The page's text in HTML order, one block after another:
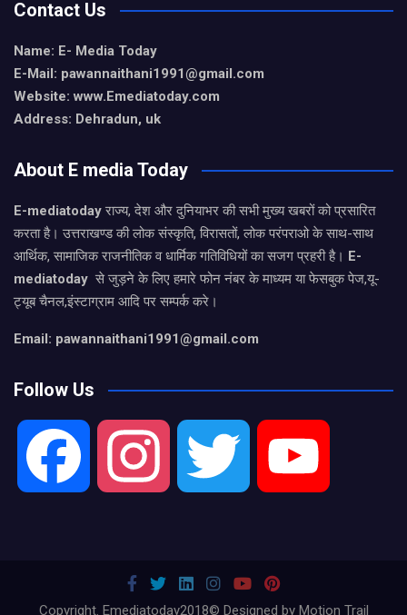
Contact Us
Name: E- Media Today
E-Mail: pawannaithani1991@gmail.com
Website: www.Emediatoday.com
Address: Dehradun, uk
About E media Today
E-mediatodayराज्य, देश और दुनियाभर की सभी मुख्य खबरों को प्रसारित
करता है। उत्तराखण्ड की लोक संस्कृति, विरासतों, लोक परंपराओ के साथ-साथ
आर्थिक, सामाजिक राजनीतिक व धार्मिक गतिविधियों का सजग प्रहरी है। E-
mediatoday से जुड़ने के लिए हमारे फोन नंबर के माध्यम या फेसबुक पेज,यू-
ट्यूब चैनल,इंस्टाग्राम आदि पर सम्पर्क करे।
Email: pawannaithani1991@gmail.com
Follow Us
Copyright. Emediatoday2018© Designed by Motion Trail